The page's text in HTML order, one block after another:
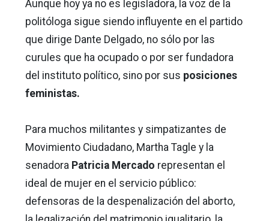
Aunque hoy ya no es legisladora, la voz de la
politóloga sigue siendo influyente en el partido
que dirige Dante Delgado, no sólo por las
curules que ha ocupado o por ser fundadora
del instituto político, sino por sus posiciones
feministas.
Para muchos militantes y simpatizantes de
Movimiento Ciudadano, Martha Tagle y la
senadora Patricia Mercado representan el
ideal de mujer en el servicio público:
defensoras de la despenalización del aborto,